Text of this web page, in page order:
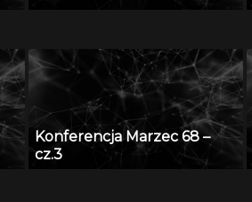
Konferencja Marzec 68 –
cz.3